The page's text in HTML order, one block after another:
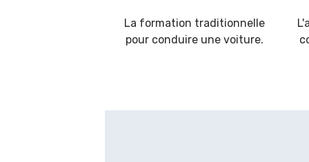
La formation traditionnelle
pour conduire une voiture.